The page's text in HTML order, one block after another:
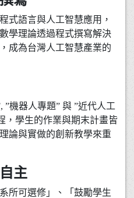
式語言與人工智慧應用，
學理論透過程式撰寫解決
成為台灣人工智慧產業的
”機器人專題” 與 ”近代人工
，學生的作業與期末計畫皆
論與實做的創新教學來重
主
所可選修」、「鼓勵學生